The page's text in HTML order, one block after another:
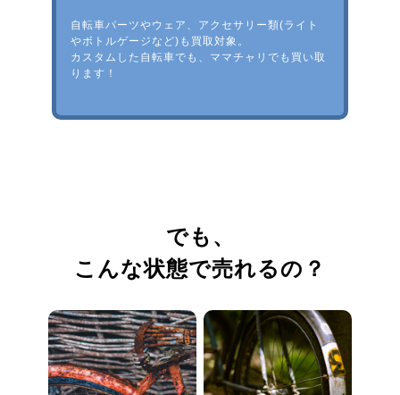
自転車パーツやウェア、アクセサリー類(ライト
やボトルゲージなど)も買取対象。
カスタムした自転車でも、ママチャリでも買い取
ります！
でも、
こんな状態で売れるの？